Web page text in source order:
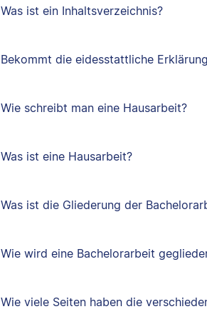
Was ist ein Inhaltsverzeichnis?
Bekommt die eidesstattliche
Wie schreibt man eine Hausarbeit?
Was ist eine Hausarbeit?
Was ist die Gliederung der
Wie wird eine Bachelorarbeit
Wie viele Seiten haben die